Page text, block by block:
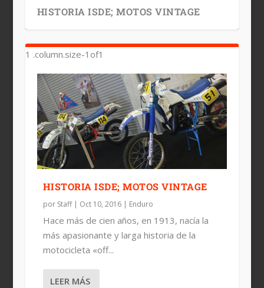
HISTORIA ISDE; MOTOS VINTAGE
HISTORIA ISDE; MOTOS VINTAGE
por Staff| Oct 10, 2016| Enduro
Hace más de cien años, en 1913, nacía la
más apasionante y larga historia de la
motocicleta «off...
LEER MÁS